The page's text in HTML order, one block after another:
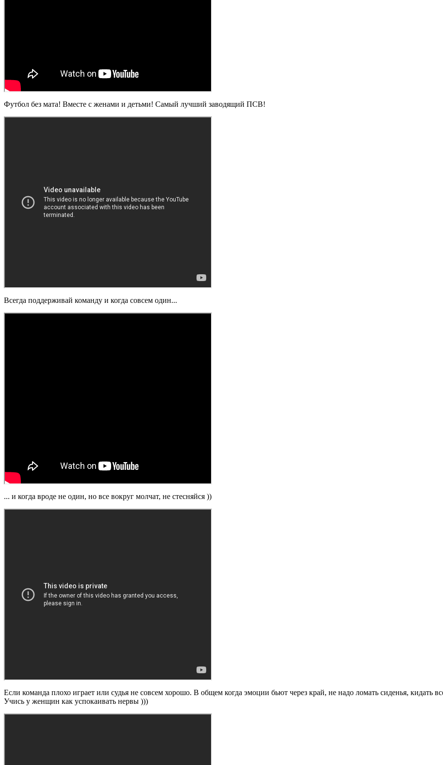
Футбол без мата! Вместе с женами и детьми! Самый лучший заводящий ПСВ!
Всегда поддерживай команду и когда совсем один...
... и когда вроде не один, но все вокруг молчат, не стесняйся ))
Если команда плохо играет или судья не совсем хорошо. В общем когда эмоции бьют через край, не надо ломать сиденья, кидать
Учись у женщин как успокаивать нервы )))